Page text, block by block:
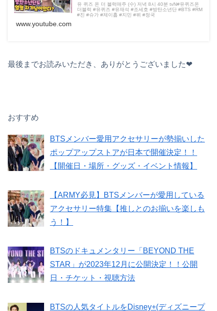
유 퀴즈 온 더 블럭매주 (수) 저녁 8시 40분 tvN#유퀴즈온
더블럭 #유퀴즈 #유재석 #조세호 #방탄소년단 #BTS #RM
#진 #슈가 #제이홉 #지민 #뷔 #정국
www.youtube.com
最後までお読みいただき、ありがとうございました❤︎
おすすめ
BTSメンバー愛用アクセサリーが勢揃いした
ポップアップストアが日本で開催決定！！
【開催日・場所・グッズ・イベント情報】
【ARMY必見】BTSメンバーが愛用している
アクセサリー特集【推しとのお揃いを楽しも
う！】
BTSのドキュメンタリー「BEYOND THE
STAR」が2023年12月に公開決定！！公開
日・チケット・視聴方法
BTSの人気タイトルをDisney+(ディズニープ